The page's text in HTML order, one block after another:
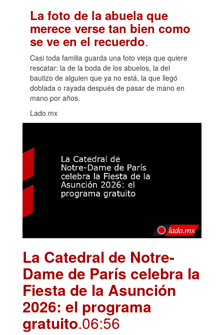
La foto de la abuela que
merece verse tan bien como
se ve en el recuerdo.
Casi toda familia guarda una foto vieja que quiere
rescatar: la de la boda de los abuelos, la del
bautizo de alguien que ya no está, la que llegó
doblada o rayada después de pasar de mano en
mano por años.
Lado.mx
La Catedral de Notre-
Dame de París celebra la
Fiesta de la Asunción
2026: el programa
gratuito.06:56